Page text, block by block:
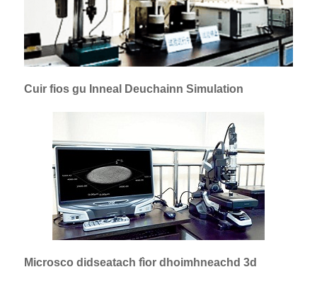
Cuir fios gu Inneal Deuchainn Simulation
Microsco didseatach fìor dhoimhneachd 3d